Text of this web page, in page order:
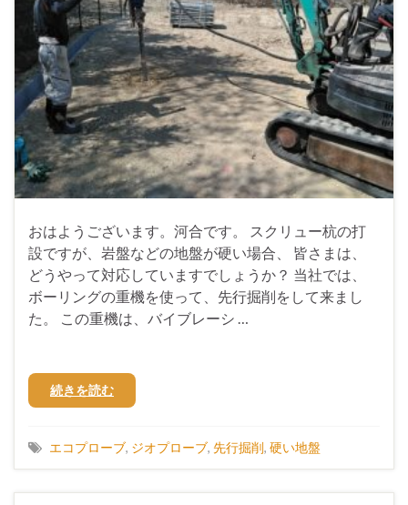
おはようございます。河合です。 スクリュー杭の打
設ですが、岩盤などの地盤が硬い場合、 皆さまは、
どうやって対応していますでしょうか？ 当社では、
ボーリングの重機を使って、先行掘削をして来まし
た。 この重機は、バイブレーシ …
続きを読む
エコプローブ, ジオプローブ, 先行掘削, 硬い地盤